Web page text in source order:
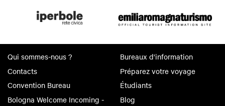
Qui sommes-nous ?
Contacts
Convention Bureau
Bologna Welcome Incoming -
Bureaux d'information
Préparez votre voyage
Étudiants
Blog